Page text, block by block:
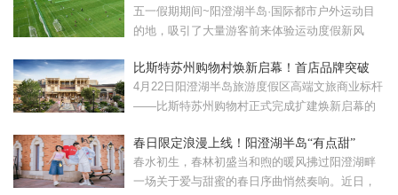
57.08%！
五一假期期间~阳澄湖半岛·国际都市户外运动目
的地，吸引了大量游客前来体验运动度假新风
比斯特苏州购物村焕新启幕！首店品牌突破
120家
4月22日阳澄湖半岛旅游度假区高端文旅商业标杆
——比斯特苏州购物村正式完成扩建焕新启幕的
春日限定浪漫上线！阳澄湖半岛“有点甜”
春水初生，春林初盛当和煦的暖风拂过阳澄湖畔
一场关于爱与甜蜜的春日序曲悄然奏响。近日，